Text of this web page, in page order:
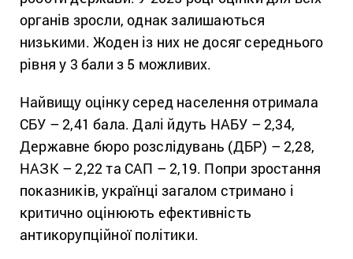
органів зросли, однак залишаються
низькими. Жоден із них не досяг середнього
рівня у 3 бали з 5 можливих.
Найвищу оцінку серед населення отримала
СБУ – 2,41 бала. Далі йдуть НАБУ – 2,34,
Державне бюро розслідувань (ДБР) – 2,28,
НАЗК – 2,22 та САП – 2,19. Попри зростання
показників, українці загалом стримано і
критично оцінюють ефективність
антикорупційної політики.